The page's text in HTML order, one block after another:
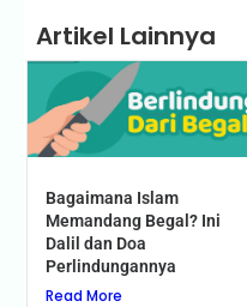
Artikel Lainnya
Bagaimana Islam
Memandang Begal? Ini
Dalil dan Doa
Perlindungannya
Read More